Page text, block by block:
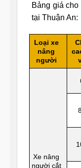
Bảng giá
tại Thuận An:
Loại xe
nâng
người
Xe nâng
người cắt